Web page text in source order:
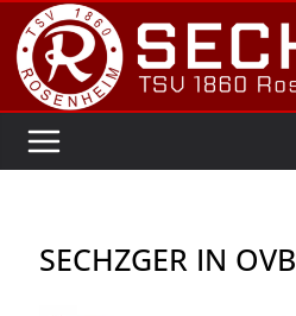
Zum
Inhalt
springen
SECHZGER IN OVB